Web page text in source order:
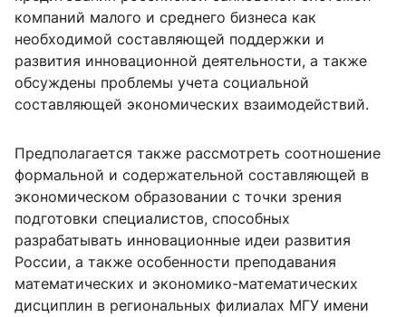
компаний малого и среднего бизнеса как
необходимой составляющей поддержки и
развития инновационной деятельности, а также
обсуждены проблемы учета социальной
составляющей экономических взаимодействий.
Предполагается также рассмотреть соотношение
формальной и содержательной составляющей в
экономическом образовании с точки зрения
подготовки специалистов, способных
разрабатывать инновационные идеи развития
России, а также особенности преподавания
математических и экономико-математических
дисциплин в региональных филиалах МГУ имени